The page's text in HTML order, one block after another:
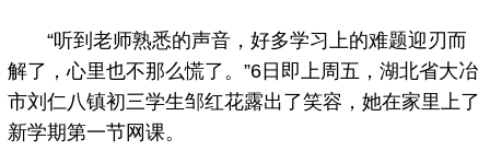
“听到老师熟悉的声音，好多学习上的难题迎刃而
解了，心里也不那么慌了。”6日即上周五，湖北省大冶
市刘仁八镇初三学生邹红花露出了笑容，她在家里上了
新学期第一节网课。